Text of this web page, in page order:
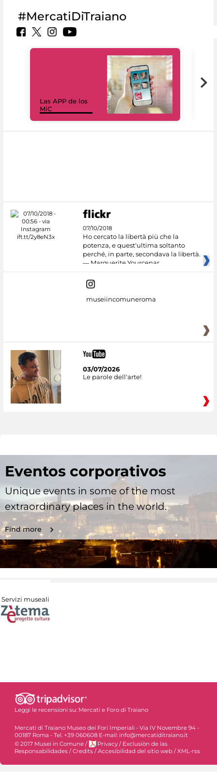
#MercatiDiTraiano
Las APP de los
MiC
07/10/2018
Ho cercato la libertà più che la
potenza, e quest'ultima soltanto
perché, in parte, secondava la libertà.
— Marguerite Yourcenar
museiincomuneroma
03/07/2026
Le parole dell'arte!
Eventos corporativos
Unique events in some of the most
extraordinary places in the world.
Find more
Servizi museali
Leggi le recensioni su: Mercati e Foro di Traiano
Mercati di Traiano Museo dei Fori Imperiali - Via IV Novembre 94 -
00187 Roma - Tel. +39 060608 E-mail: info@mercatiditraiano.it
© 2017 Musei in Comune / Privacy / Exclusiòn de las
Responsabilidades / Credits / Accesibilidad del sitio web / XML-rss